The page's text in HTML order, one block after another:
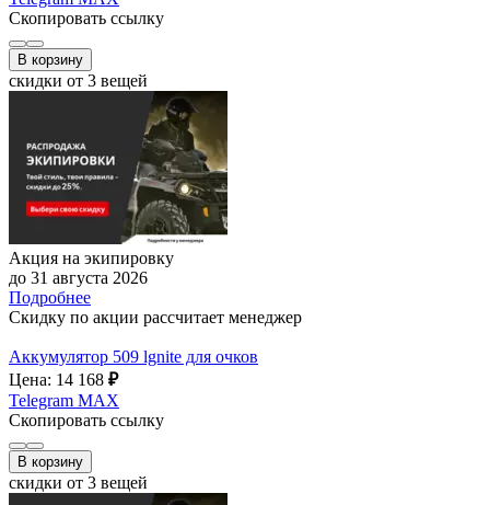
Скопировать ссылку
В корзину
скидки от 3 вещей
Акция на экипировку
до 31 августа 2026
Подробнее
Скидку по акции рассчитает менеджер
Аккумулятор 509 lgnite для очков
Цена: 14 168 ₽
Telegram MAX
Скопировать ссылку
В корзину
скидки от 3 вещей